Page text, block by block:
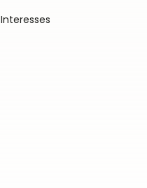
Interesses